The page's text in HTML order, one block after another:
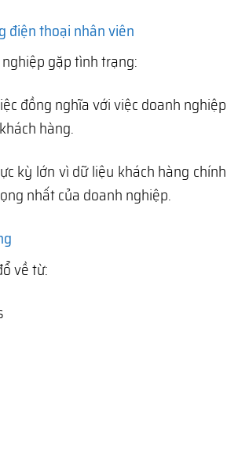
điện thoại nhân viên
gặp tình trạng:
đồng nghĩa với việc doanh nghiệp
hàng.
kỳ lớn vì dữ liệu khách hàng chính
nhất của doanh nghiệp.
về từ: